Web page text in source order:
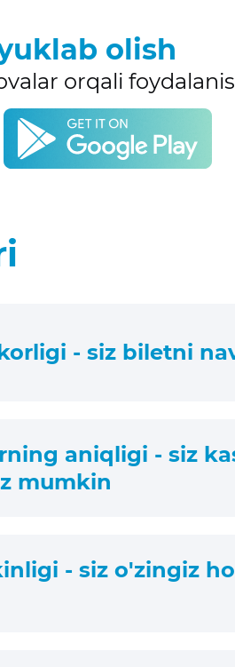
olish
orqali
- siz biletni
aniqligi - siz
mumkin
- siz o'zingiz